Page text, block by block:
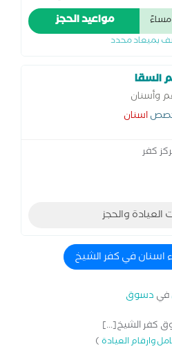
لزراعة الاسنان أخصائي امراض
والاشعهمواعيد الحجز
بميعاد محدد
السقا
وأسنان
اسنان
كفر
العيادة والحجز
اسنان في كفر الشيخ
في دسوق
كفر الشيخ[...]
وارقام العيادة)